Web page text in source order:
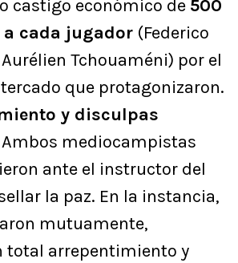
castigo económico de 500
cada jugador (Federico
Tchouaméni) por el
que protagonizaron.
y disculpas
Ambos mediocampistas
ante el instructor del
la paz. En la instancia,
mutuamente,
total arrepentimiento y